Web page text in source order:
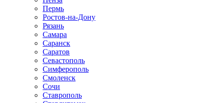
Пермь
Ростов-на-Дону
Рязань
Самара
Саранск
Саратов
Севастополь
Симферополь
Смоленск
Сочи
Ставрополь